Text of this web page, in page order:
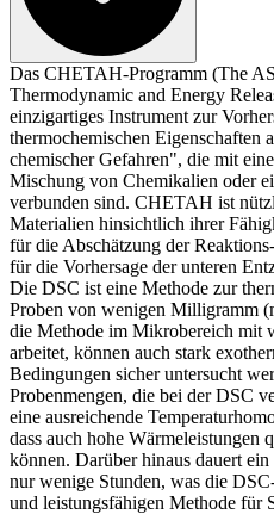
Das CHETAH-Programm (The
Thermodynamic and Energy
einzigartiges Instrument zur
thermochemischen Eigenschaften
chemischer Gefahren", die mit
Mischung von Chemikalien oder
verbunden sind. CHETAH ist
Materialien hinsichtlich ihrer
für die Abschätzung der
für die Vorhersage der unteren
Die DSC ist eine Methode zur
Proben von wenigen Milligramm
die Methode im Mikrobereich mit
arbeitet, können auch stark
Bedingungen sicher untersucht
Probenmengen, die bei der DSC
eine ausreichende
dass auch hohe Wärmeleistungen
können. Darüber hinaus dauert
nur wenige Stunden, was die
und leistungsfähigen Methode für